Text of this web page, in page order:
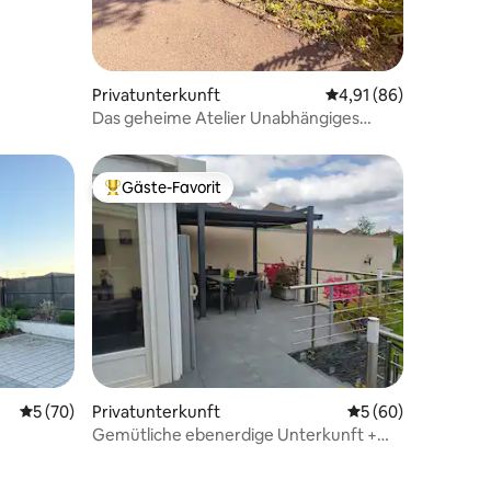
Privatunterkunft Durchschnittliche
4,91 (86)
Das geheime Atelier Unabhängiges
Durchschnittliche Bewertung: 5 von 5, 70 Bewertungen
5 (70)
Beliebter Gäste-Favorit.
Gäste-Favorit
Privatunterkunft Durchschnittliche
5 (60)
Gemütliche ebenerdige Unterkunft +